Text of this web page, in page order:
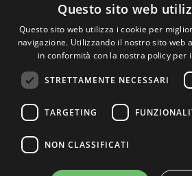
Questo sito web
Questo sito web utilizza i cookie per
navigazione. Utilizzando il nostro sito web
in conformità con la nostra policy per
STRETTAMENTE NECESSARI
TARGETING
NON CLASSIFICATI